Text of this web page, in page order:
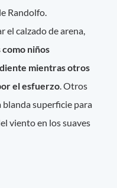
Randolfo.
el calzado de arena,
como niños
mientras otros
el esfuerzo. Otros
superficie para
viento en los suaves